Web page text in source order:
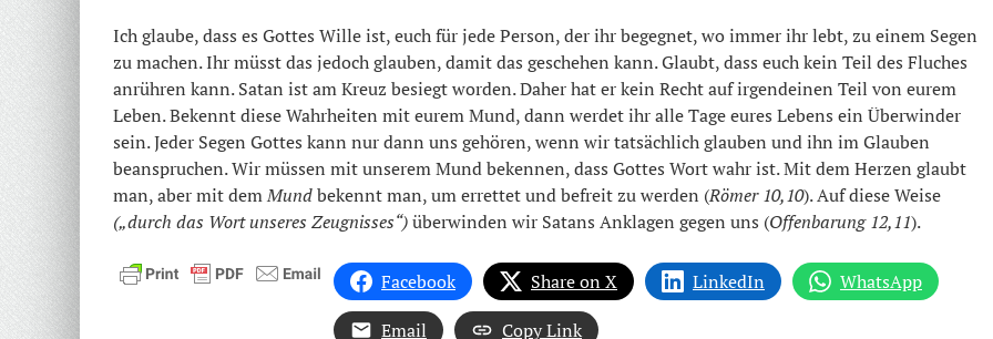
Ich glaube, dass es Gottes Wille ist, euch für jede Person, der ihr begegnet, wo immer ihr lebt, zu einem Segen
zu machen. Ihr müsst das jedoch glauben, damit das geschehen kann. Glaubt, dass euch kein Teil des Fluches
anrühren kann. Satan ist am Kreuz besiegt worden. Daher hat er kein Recht auf irgendeinen Teil von eurem
Leben. Bekennt diese Wahrheiten mit eurem Mund, dann werdet ihr alle Tage eures Lebens ein Überwinder
sein. Jeder Segen Gottes kann nur dann uns gehören, wenn wir tatsächlich glauben und ihn im Glauben
beanspruchen. Wir müssen mit unserem Mund bekennen, dass Gottes Wort wahr ist. Mit dem Herzen glaubt
man, aber mit demMundbekennt man, um errettet und befreit zu werden (Römer 10,10). Auf diese Weise
(„durch das Wort unseres Zeugnisses“)überwinden wir Satans Anklagen gegen uns (Offenbarung 12,11).
Facebook Share on X LinkedIn
WhatsApp
Email
Copy Link